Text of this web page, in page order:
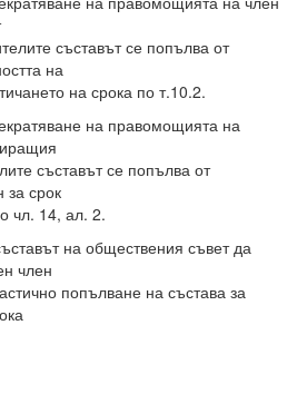
съставът се попълва от
на
на срока по т.10.2.
на правомощията на
съставът се попълва от
за срок
чл. 14, ал. 2.
на обществения съвет да
член
попълване на състава за